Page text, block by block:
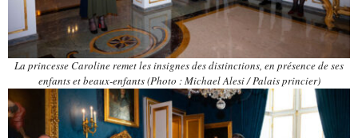
La princesse Caroline remet les insignes des distinctions, en présence de ses
enfants et beaux-enfants (Photo : Michael Alesi / Palais princier)